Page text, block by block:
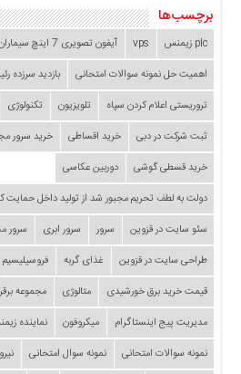
برچسب‌ها
plc زیمنس vps آیفون تصویری 7 اینچ سیماران
اهمیت حل نمونه سوالات امتحانی
بازدید سرزده‌
تروریستی اعلام کردن سپاه
تلویزیون تکنولوژی
ثبت شرکت در دبی
خرید اقساطی خرید سرور
خرید قسطی گوشی
دوربین عکاسی
دولت به لطف تحریم مجبور شد از تولید داخل حمایت
سئو سایت در قزوین
سرور سرور ابری سرور
طراحی سایت در قزوین
غذای گربه فروسیلیسیم
قیمت خرید برق خورشیدی
متالوژی
مجموعه
مدیریت پیج اینستاگرام
میکروفون نماینده
نمونه سوالات امتحانی
نمونه سوال امتحانی